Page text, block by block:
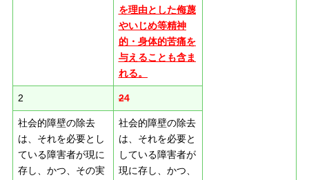
を理由とした侮蔑
やいじめ等精神
的・身体的苦痛を
与えることも含ま
れる。
2 24
社会的障壁の除去
は、それを必要とし
ている障害者が現に
存し、かつ、その実
社会的障壁の除去
は、それを必要と
している障害者が
現に存し、かつ、